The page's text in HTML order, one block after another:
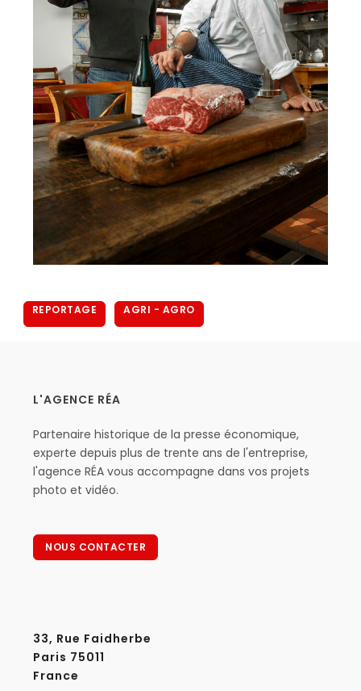
REPORTAGE AGRI - AGRO
L'AGENCE RÉA
Partenaire historique de la presse économique,
experte depuis plus de trente ans de l'entreprise,
l'agence RÉA vous accompagne dans vos projets
photo et vidéo.
NOUS CONTACTER
33, Rue Faidherbe
Paris 75011
France